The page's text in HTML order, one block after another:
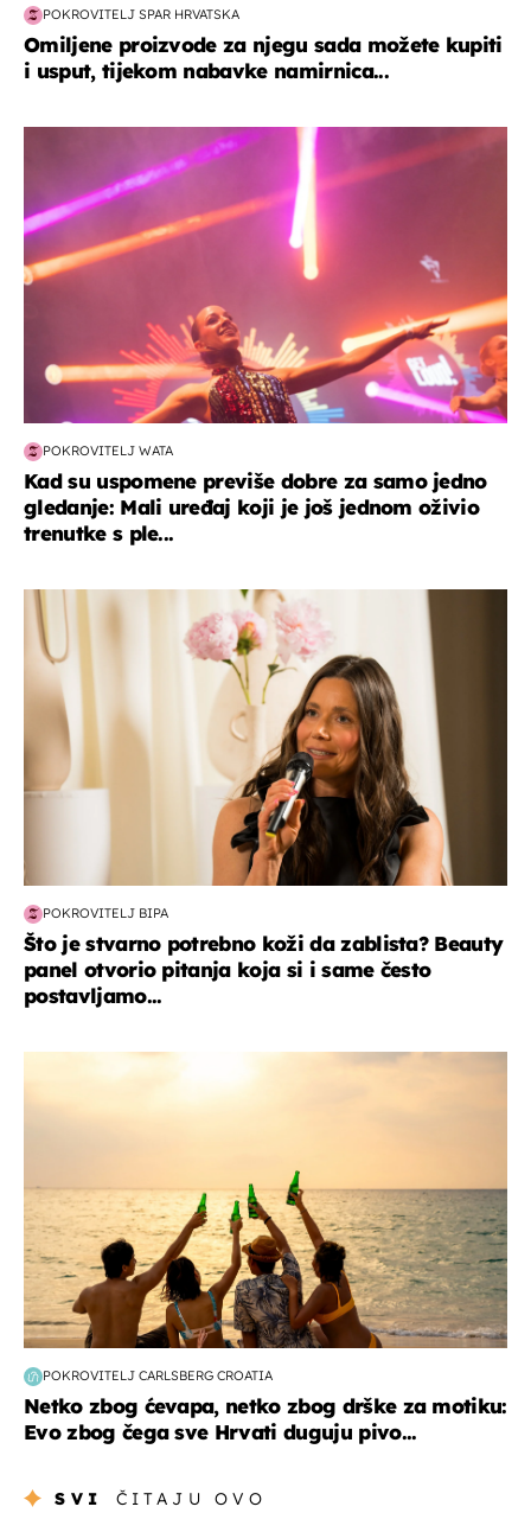
POKROVITELJ SPAR HRVATSKA
Omiljene proizvode za njegu sada možete kupiti
i usput, tijekom nabavke namirnica...
POKROVITELJ WATA
Kad su uspomene previše dobre za samo jedno
gledanje: Mali uređaj koji je još jednom oživio
trenutke s ple...
moda & ljepota
POKROVITELJ BIPA
Što je stvarno potrebno koži da zablista? Beauty
panel otvorio pitanja koja si i same često
postavljamo...
POKROVITELJ CARLSBERG CROATIA
Netko zbog ćevapa, netko zbog drške za motiku:
Evo zbog čega sve Hrvati duguju pivo...
SVI ČITAJU OVO